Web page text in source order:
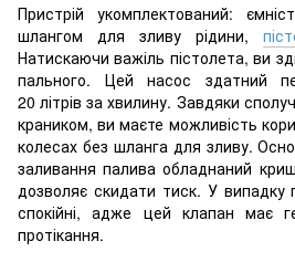
Пристрій укомплектований:
шлангом для зливу рідини,
Натискаючи важіль пістолета, ви
пального. Цей насос здатний
20 літрів за хвилину. Завдяки
краником, ви маєте можливість
колесах без шланга для зливу.
заливання палива обладнаний
дозволяє скидати тиск. У випадку
спокійні, адже цей клапан має
протікання.